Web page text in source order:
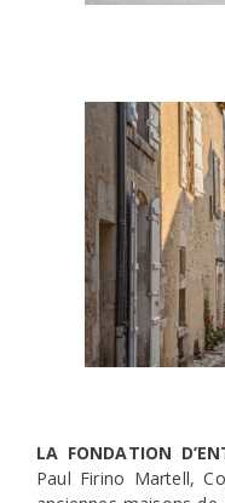
LA FONDATION
Paul Firino Martell,